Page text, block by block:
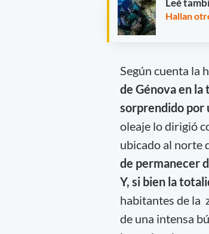
Leé
Hallan
Según cuenta la
de Génova en
sorprendido por
oleaje lo dirigió
ubicado al norte
de permanecer
Y, si bien la
habitantes de la
de una intensa